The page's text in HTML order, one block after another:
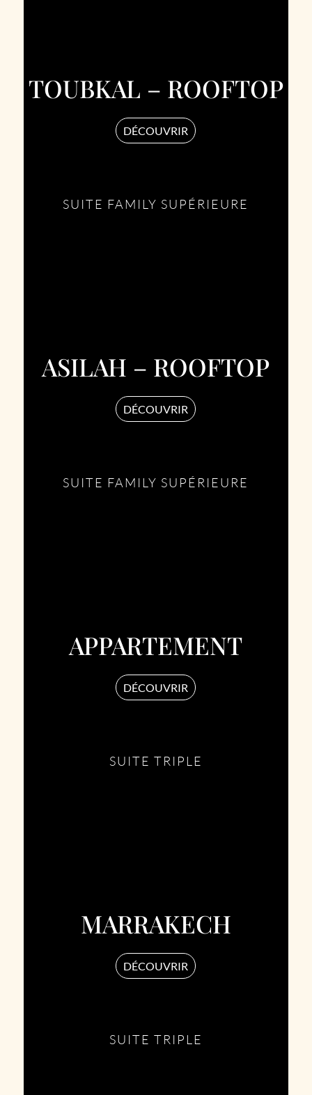
TOUBKAL – ROOFTOP
DÉCOUVRIR
SUITE FAMILY SUPÉRIEURE
ASILAH – ROOFTOP
DÉCOUVRIR
SUITE FAMILY SUPÉRIEURE
APPARTEMENT
DÉCOUVRIR
SUITE TRIPLE
MARRAKECH
DÉCOUVRIR
SUITE TRIPLE